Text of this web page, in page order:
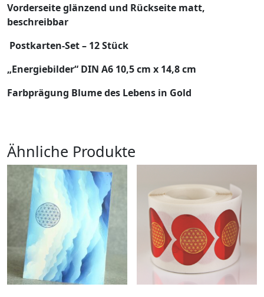
Vorderseite glänzend und Rückseite matt,
beschreibbar
Postkarten-Set – 12 Stück
„Energiebilder“ DIN A6 10,5 cm x 14,8 cm
Farbprägung Blume des Lebens in Gold
Ähnliche Produkte